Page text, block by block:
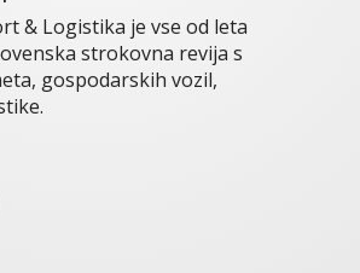
& Logistika je vse od leta
strokovna revija s
gospodarskih vozil,